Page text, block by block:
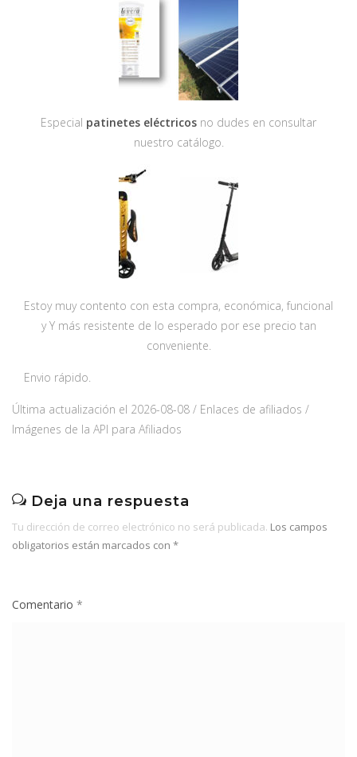
Especial patinetes eléctricos no dudes en consultar
nuestro catálogo.
Estoy muy contento con esta compra, económica, funcional
y Y más resistente de lo esperado por ese precio tan
conveniente.
Envio rápido.
Última actualización el 2026-08-08 / Enlaces de afiliados /
Imágenes de la API para Afiliados
Deja una respuesta
Tu dirección de correo electrónico no será publicada. Los campos
obligatorios están marcados con *
Comentario *